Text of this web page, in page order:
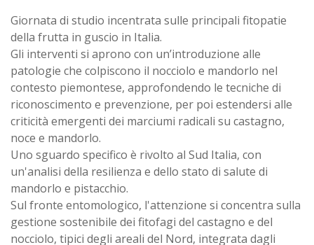
Giornata di studio incentrata sulle principali fitopatie
della frutta in guscio in Italia.
Gli interventi si aprono con un’introduzione alle
patologie che colpiscono il nocciolo e mandorlo nel
contesto piemontese, approfondendo le tecniche di
riconoscimento e prevenzione, per poi estendersi alle
criticità emergenti dei marciumi radicali su castagno,
noce e mandorlo.
Uno sguardo specifico è rivolto al Sud Italia, con
un'analisi della resilienza e dello stato di salute di
mandorlo e pistacchio.
Sul fronte entomologico, l'attenzione si concentra sulla
gestione sostenibile dei fitofagi del castagno e del
nocciolo, tipici degli areali del Nord, integrata dagli